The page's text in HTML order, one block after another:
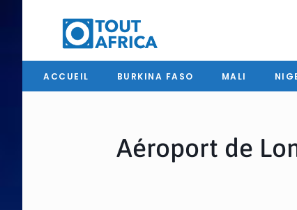
ACCUEIL BURKINA FASO MALI
Aéroport de